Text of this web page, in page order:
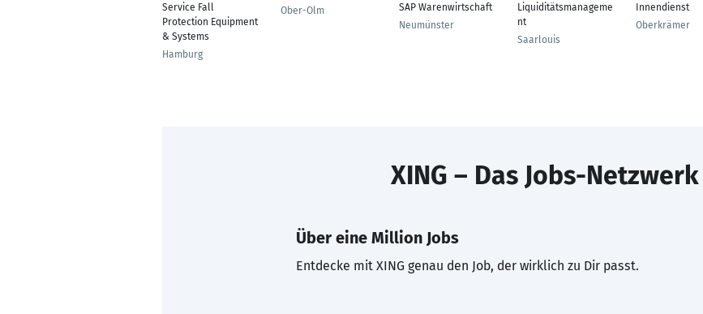
Service Fall
Protection Equipment
& Systems
Hamburg
Ober-Olm
SAP Warenwirtschaft
Neumünster
Liquiditätsmanageme
nt
Saarlouis
Innendienst
Oberkrämer
XING – Das Jobs-Netzwerk
Über eine Million Jobs
Entdecke mit XING genau den Job, der wirklich zu Dir passt.